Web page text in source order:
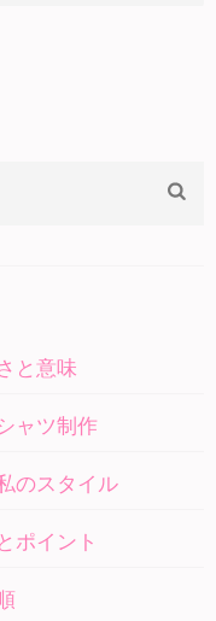
と意味
ャツ制作
のスタイル
ポイント